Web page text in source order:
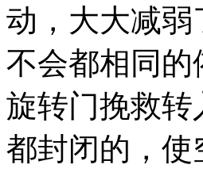
动，大大减
不会都相同
旋转门挽救
都封闭的，